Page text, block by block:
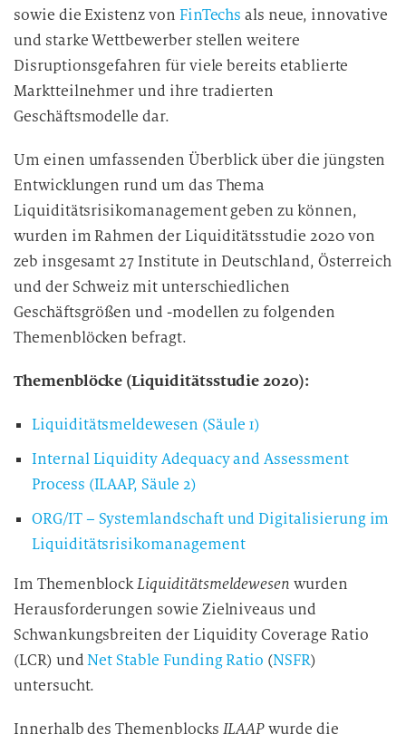
sowie die Existenz von FinTechs als neue, innovative
und starke Wettbewerber stellen weitere
Disruptionsgefahren für viele bereits etablierte
Marktteilnehmer und ihre tradierten
Geschäftsmodelle dar.
Um einen umfassenden Überblick über die jüngsten
Entwicklungen rund um das Thema
Liquiditätsrisikomanagement geben zu können,
wurden im Rahmen der Liquiditätsstudie 2020 von
zeb insgesamt 27 Institute in Deutschland, Österreich
und der Schweiz mit unterschiedlichen
Geschäftsgrößen und -modellen zu folgenden
Themenblöcken befragt.
Themenblöcke (Liquiditätsstudie 2020):
Liquiditätsmeldewesen (Säule 1)
Internal Liquidity Adequacy and Assessment
Process (ILAAP, Säule 2)
ORG/IT – Systemlandschaft und Digitalisierung im
Liquiditätsrisikomanagement
Im ThemenblockLiquiditätsmeldewesen wurden
Herausforderungen sowie Zielniveaus und
Schwankungsbreiten der Liquidity Coverage Ratio
(LCR) undNet Stable Funding Ratio (NSFR)
untersucht.
Innerhalb des Themenblocks ILAAPwurde die